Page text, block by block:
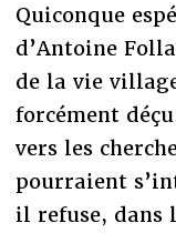
Quiconque
d’Antoine
de la vie
forcément
vers les
pourraient
il refuse, dans